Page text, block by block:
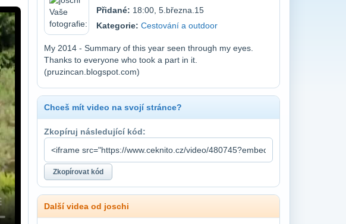
Přidané: 18:00, 5.března.15
Kategorie: Cestování a outdoor
My 2014 - Summary of this year seen through my eyes.
Thanks to everyone who took a part in it.
(pruzincan.blogspot.com)
Chceš mít video na svojí stránce?
Zkopíruj následující kód:
Další videa od joschi